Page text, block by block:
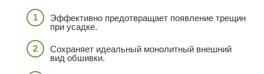
Эффективно предотвращает появление трещин
при усадке.
Сохраняет идеальный монолитный внешний
вид обшивки.